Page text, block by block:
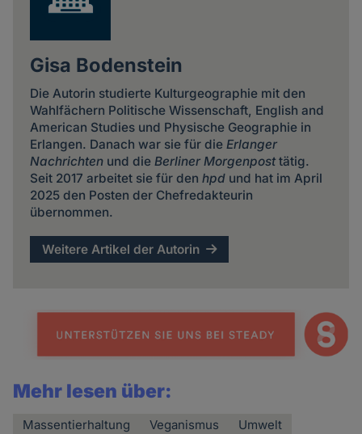
Gisa Bodenstein
Die Autorin studierte Kulturgeographie mit den
Wahlfächern Politische Wissenschaft, English and
American Studies und Physische Geographie in
Erlangen. Danach war sie für die Erlanger
Nachrichtenund die Berliner Morgenposttätig.
Seit 2017 arbeitet sie für den hpdund hat im April
2025 den Posten der Chefredakteurin
übernommen.
Weitere Artikel der Autorin
Mehr lesen über:
Massentierhaltung Veganismus Umwelt